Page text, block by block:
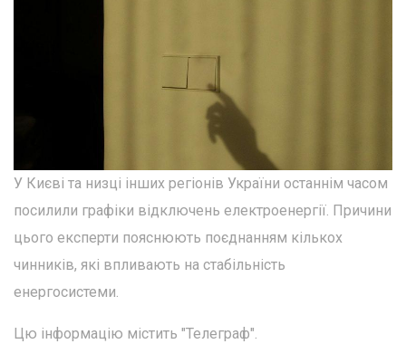
У Києві та низці інших регіонів України останнім часом
посилили графіки відключень електроенергії. Причини
цього експерти пояснюють поєднанням кількох
чинників, які впливають на стабільність
енергосистеми.
Цю інформацію містить "Телеграф".